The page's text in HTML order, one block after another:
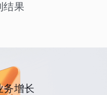
结果
务增长